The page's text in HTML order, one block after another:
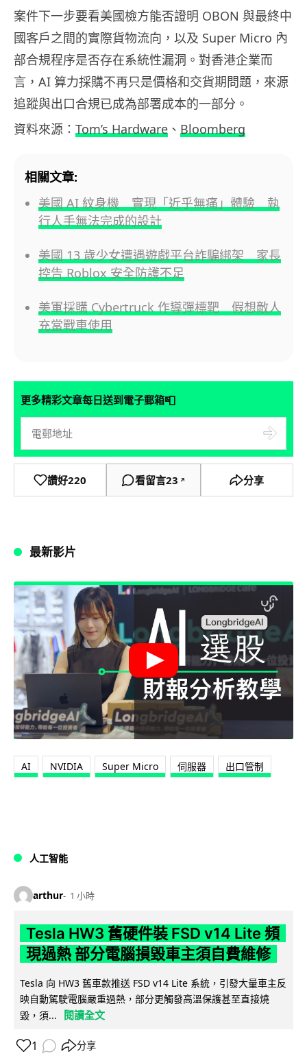
案件下一步要看美國檢方能否證明 OBON 與最終中
國客戶之間的實際貨物流向，以及 Super Micro 內
部合規程序是否存在系統性漏洞。對香港企業而
言，AI 算力採購不再只是價格和交貨期問題，來源
追蹤與出口合規已成為部署成本的一部分。
資料來源： Tom’s Hardware 、 Bloomberg
相關文章:
美國 AI 紋身機 實現「近乎無痛」體驗 執
行人手無法完成的設計
美國 13 歲少女遭遇遊戲平台詐騙綁架 家長
控告 Roblox 安全防護不足
美軍採購 Cybertruck 作導彈標靶 假想敵人
充當戰車使用
更多精彩文章每日送到電子郵箱📮
讚好220 看留言23 ↗ 分享
最新影片
AI NVIDIA Super Micro 伺服器 出口管制
人工智能
arthur 1 小時
Tesla HW3 舊硬件裝 FSD v14 Lite 頻
現過熱 部分電腦損毀車主須自費維修
Tesla 向 HW3 舊車款推送 FSD v14 Lite 系統，引發大量車主反
映自動駕駛電腦嚴重過熱，部分更觸發高溫保護甚至直接燒
毀，須...
閱讀全文
1 分享